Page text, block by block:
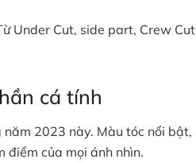
Under Cut, side part, Crew Cut
cá tính
2023 này. Màu tóc nổi bật,
điểm của mọi ánh nhìn.